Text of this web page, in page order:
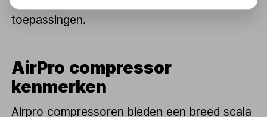
toepassingen.
AirPro compressor
kenmerken
Airpro compressoren bieden een breed scala